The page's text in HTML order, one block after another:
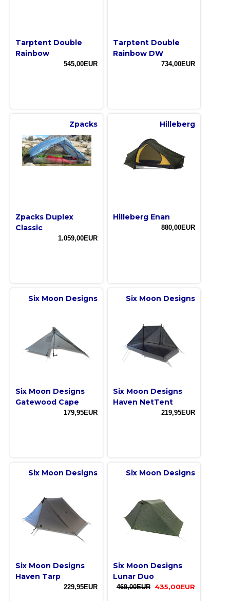
Tarptent Double
Rainbow
545,00EUR
Tarptent Double
Rainbow DW
734,00EUR
Zpacks
Zpacks Duplex
Classic
1.059,00EUR
Hilleberg
Hilleberg Enan
880,00EUR
Six Moon Designs
Six Moon Designs
Gatewood Cape
179,95EUR
Six Moon Designs
Six Moon Designs
Haven NetTent
219,95EUR
Six Moon Designs
Six Moon Designs
Haven Tarp
229,95EUR
Six Moon Designs
Six Moon Designs
Lunar Duo
469,00EUR 435,00EUR